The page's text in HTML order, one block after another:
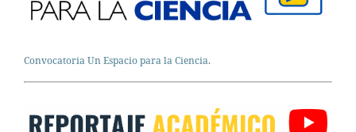
Convocatoria Un Espacio para la Ciencia.